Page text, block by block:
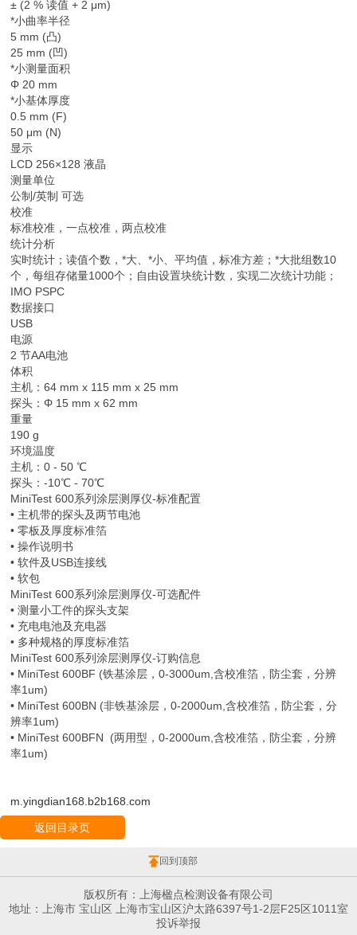
± (2 % 读值 + 2 μm)
*小曲率半径
5 mm (凸)
25 mm (凹)
*小测量面积
Φ 20 mm
*小基体厚度
0.5 mm (F)
50 μm (N)
显示
LCD 256×128 液晶
测量单位
公制/英制 可选
校准
标准校准，一点校准，两点校准
统计分析
实时统计；读值个数，*大、*小、平均值，标准方差；*大批组数10
个，每组存储量1000个；自由设置块统计数，实现二次统计功能；
IMO PSPC
数据接口
USB
电源
2 节AA电池
体积
主机：64 mm x 115 mm x 25 mm
探头：Φ 15 mm x 62 mm
重量
190 g
环境温度
主机：0 - 50 ℃
探头：-10℃ - 70℃
MiniTest 600系列涂层测厚仪-标准配置
• 主机带的探头及两节电池
• 零板及厚度标准箔
• 操作说明书
• 软件及USB连接线
• 软包
MiniTest 600系列涂层测厚仪-可选配件
• 测量小工件的探头支架
• 充电电池及充电器
• 多种规格的厚度标准箔
MiniTest 600系列涂层测厚仪-订购信息
• MiniTest 600BF (铁基涂层，0-3000um,含校准箔，防尘套，分辨
率1um)
• MiniTest 600BN (非铁基涂层，0-2000um,含校准箔，防尘套，分
辨率1um)
• MiniTest 600BFN (两用型，0-2000um,含校准箔，防尘套，分辨
率1um)
m.yingdian168.b2b168.com
返回目录页
回到顶部
版权所有：上海楹点检测设备有限公司
地址：上海市 宝山区 上海市宝山区沪太路6397号1-2层F25区1011室
投诉举报